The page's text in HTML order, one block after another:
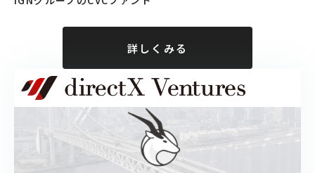
詳しくみる